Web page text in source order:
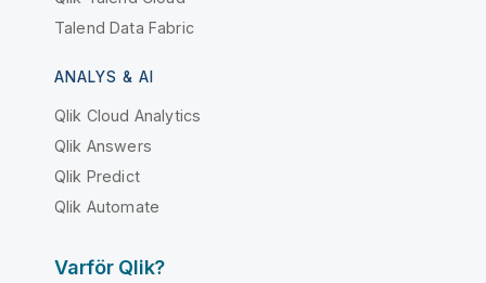
Talend Data Fabric
ANALYS & AI
Qlik Cloud Analytics
Qlik Answers
Qlik Predict
Qlik Automate
Varför Qlik?